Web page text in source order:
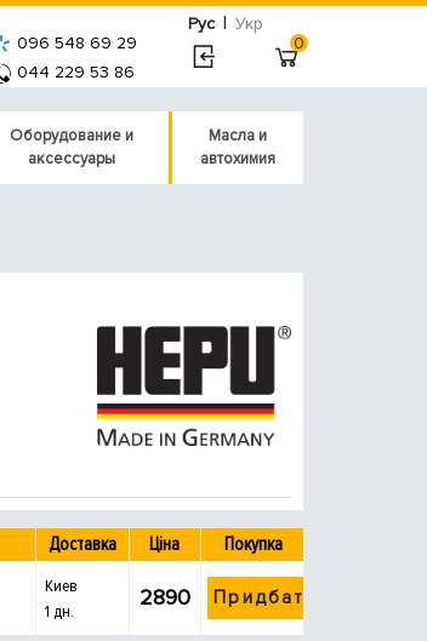
Рус | Укр
096 548 69 29
044 229 53 86
0
Оборудование и
аксессуары
Масла и
автохимия
Доставка Ціна Покупка
Киев
1 дн.
2890 Придбати